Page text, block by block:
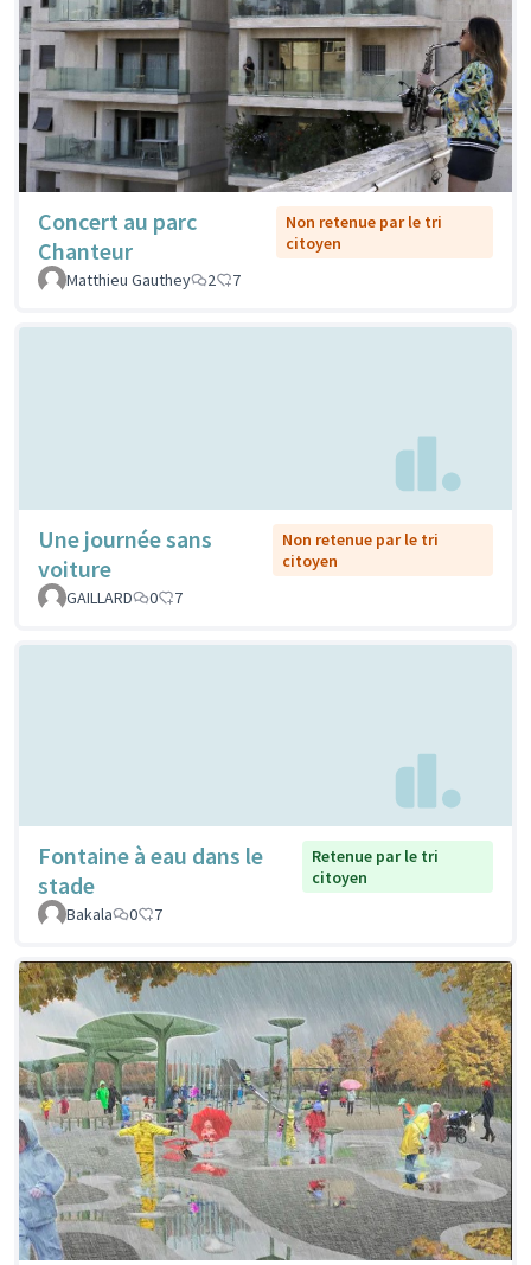
Concert au parc
Chanteur
Non retenue par le tri
citoyen
Matthieu Gauthey
2 7
Une journée sans
voiture
Non retenue par le tri
citoyen
GAILLARD
0 7
Fontaine à eau dans le
stade
Retenue par le tri
citoyen
Bakala
0 7